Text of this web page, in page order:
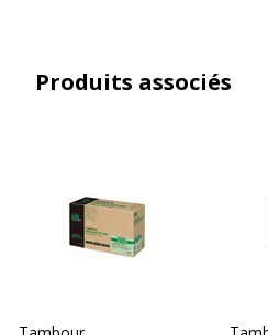
Produits associés